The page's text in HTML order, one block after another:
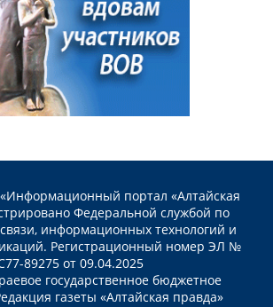
портал «Алтайская
Федеральной службой по
информационных технологий и
Регистрационный номер ЭЛ №
89275 от 09.04.2025
государственное бюджетное
газеты «Алтайская правда»